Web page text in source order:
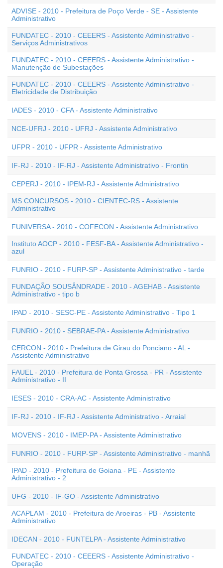
ADVISE - 2010 - Prefeitura de Poço Verde - SE - Assistente
Administrativo
FUNDATEC - 2010 - CEEERS - Assistente Administrativo -
Serviços Administrativos
FUNDATEC - 2010 - CEEERS - Assistente Administrativo -
Manutenção de Subestações
FUNDATEC - 2010 - CEEERS - Assistente Administrativo -
Eletricidade de Distribuição
IADES - 2010 - CFA - Assistente Administrativo
NCE-UFRJ - 2010 - UFRJ - Assistente Administrativo
UFPR - 2010 - UFPR - Assistente Administrativo
IF-RJ - 2010 - IF-RJ - Assistente Administrativo - Frontin
CEPERJ - 2010 - IPEM-RJ - Assistente Administrativo
MS CONCURSOS - 2010 - CIENTEC-RS - Assistente
Administrativo
FUNIVERSA - 2010 - COFECON - Assistente Administrativo
Instituto AOCP - 2010 - FESF-BA - Assistente Administrativo -
azul
FUNRIO - 2010 - FURP-SP - Assistente Administrativo - tarde
FUNDAÇÃO SOUSÂNDRADE - 2010 - AGEHAB - Assistente
Administrativo - tipo b
IPAD - 2010 - SESC-PE - Assistente Administrativo - Tipo 1
FUNRIO - 2010 - SEBRAE-PA - Assistente Administrativo
CERCON - 2010 - Prefeitura de Girau do Ponciano - AL -
Assistente Administrativo
FAUEL - 2010 - Prefeitura de Ponta Grossa - PR - Assistente
Administrativo - II
IESES - 2010 - CRA-AC - Assistente Administrativo
IF-RJ - 2010 - IF-RJ - Assistente Administrativo - Arraial
MOVENS - 2010 - IMEP-PA - Assistente Administrativo
FUNRIO - 2010 - FURP-SP - Assistente Administrativo - manhã
IPAD - 2010 - Prefeitura de Goiana - PE - Assistente
Administrativo - 2
UFG - 2010 - IF-GO - Assistente Administrativo
ACAPLAM - 2010 - Prefeitura de Aroeiras - PB - Assistente
Administrativo
IDECAN - 2010 - FUNTELPA - Assistente Administrativo
FUNDATEC - 2010 - CEEERS - Assistente Administrativo -
Operação